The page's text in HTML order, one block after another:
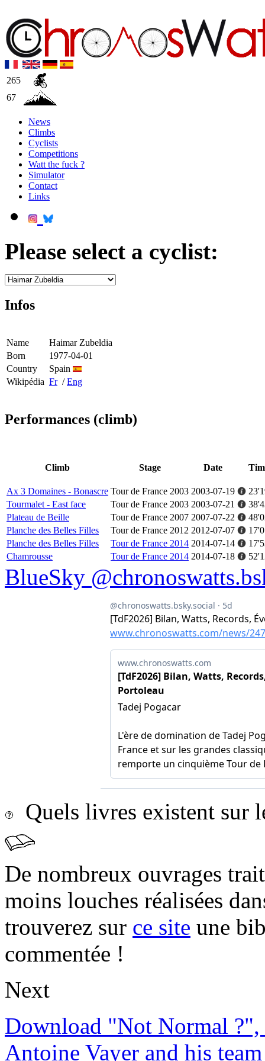
265
67
News
Climbs
Cyclists
Competitions
Watt the fuck ?
Simulator
Contact
Links
Please select a cyclist:
Infos
Name
Haimar Zubeldia
Born
1977-04-01
Country
Spain
Wikipédia Fr/Eng
Performances (climb)
Climb Stage Date
Ax 3 Domaines - Bonascre Tour de France 2003 2003-07-19
Tourmalet - East face
Tour de France 2003 2003-07-21
Plateau de Beille
Tour de France 2007 2007-07-22
Planche des Belles Filles
Tour de France 2012 2012-07-07
Planche des Belles Filles
Tour de France 2014 2014-07-14
Chamrousse
Tour de France 2014 2014-07-18
BlueSky
Quels livres existent sur
De nombreux ouvrages
moins louches réalisées
trouverez sur ce site une
commentée !
Next
Download "Not Normal ?",
Antoine Vayer and his team